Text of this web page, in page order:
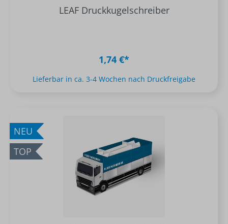
LEAF Druckkugelschreiber
1,74 €*
Lieferbar in ca. 3-4 Wochen nach Druckfreigabe
NEU
TOP